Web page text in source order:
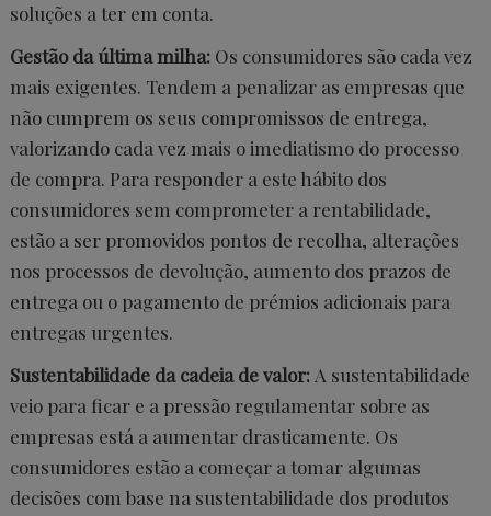
soluções a ter em conta.
Gestão da última milha: Os consumidores são cada vez
mais exigentes. Tendem a penalizar as empresas que
não cumprem os seus compromissos de entrega,
valorizando cada vez mais o imediatismo do processo
de compra. Para responder a este hábito dos
consumidores sem comprometer a rentabilidade,
estão a ser promovidos pontos de recolha, alterações
nos processos de devolução, aumento dos prazos de
entrega ou o pagamento de prémios adicionais para
entregas urgentes.
Sustentabilidade da cadeia de valor: A sustentabilidade
veio para ficar e a pressão regulamentar sobre as
empresas está a aumentar drasticamente. Os
consumidores estão a começar a tomar algumas
decisões com base na sustentabilidade dos produtos